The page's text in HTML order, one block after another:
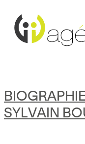
contenu
BIOGRAPHIE
SYLVAIN